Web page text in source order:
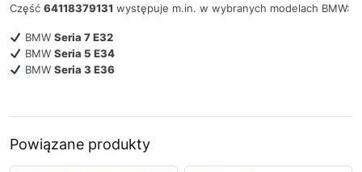
Część 64118379131 występuje m.in. w wybranych modelach BMW:
BMW Seria 7 E32
BMW Seria 5 E34
BMW Seria 3 E36
Powiązane produkty